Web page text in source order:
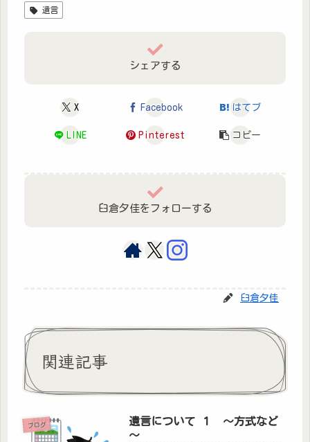
遺言
シェアする
X Facebook はてブ
LINE Pinterest コピー
臼倉夕佳をフォローする
臼倉夕佳
関連記事
ブログ
遺言について １ ～方式など
～